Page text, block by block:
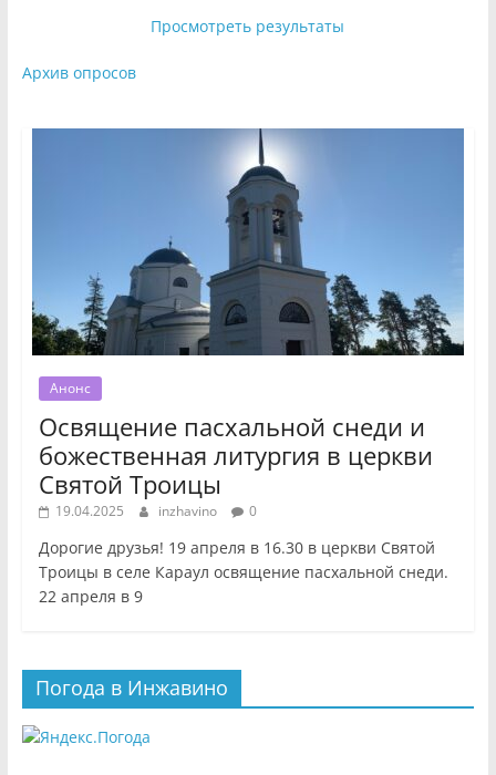
Просмотреть результаты
Архив опросов
Анонс
Освящение пасхальной снеди и
божественная литургия в церкви
Святой Троицы
19.04.2025 inzhavino 0
Дорогие друзья! 19 апреля в 16.30 в церкви Святой
Троицы в селе Караул освящение пасхальной снеди.
22 апреля в 9
Погода в Инжавино